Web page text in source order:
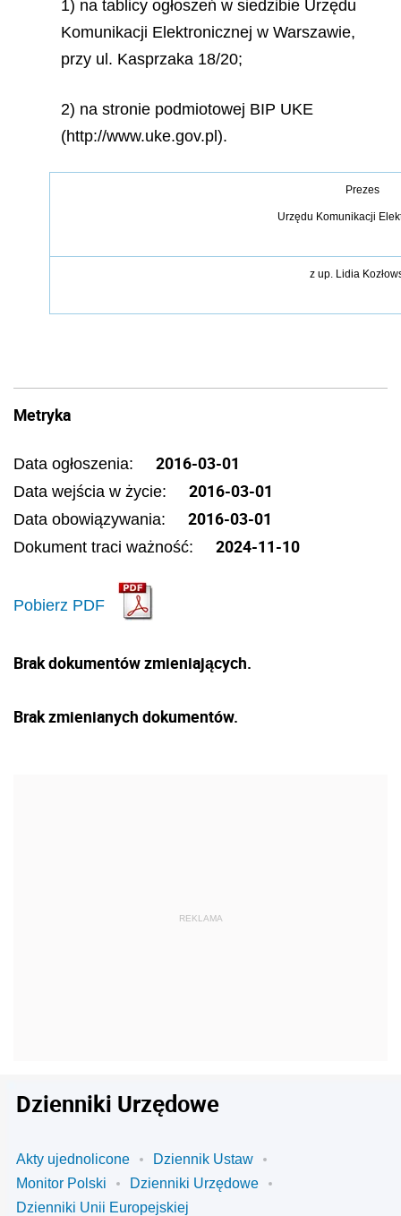
1) na tablicy ogłoszeń w siedzibie Urzędu
Komunikacji Elektronicznej w Warszawie,
przy ul. Kasprzaka 18/20;
2) na stronie podmiotowej BIP UKE
(http://www.uke.gov.pl).
Prezes
Urzędu Komunikacji
z up. Lidia
Metryka
Data ogłoszenia: 2016-03-01
Data wejścia w życie: 2016-03-01
Data obowiązywania: 2016-03-01
Dokument traci ważność: 2024-11-10
Pobierz PDF
Brak dokumentów zmieniających.
Brak zmienianych dokumentów.
Dzienniki Urzędowe
Akty ujednolicone
Dziennik Ustaw
Monitor Polski
Dzienniki Urzędowe
Dzienniki Unii Europejskiej